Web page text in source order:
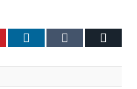
LinkedIn Tumblr